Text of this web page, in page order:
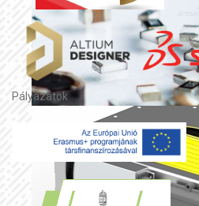
Pályázatok